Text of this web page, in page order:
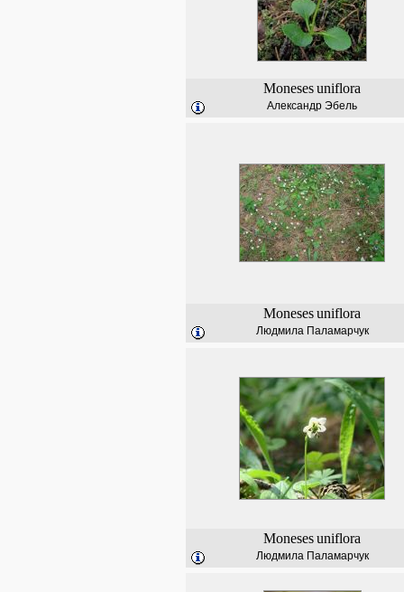
Monesesuniflora
Александр Эбель
Monesesuniflora
Людмила Паламарчук
Monesesuniflora
Людмила Паламарчук